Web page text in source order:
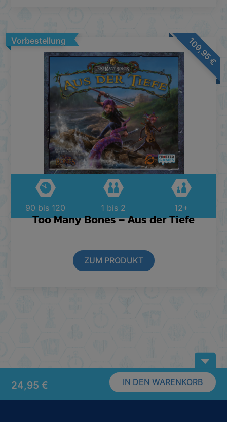
Too Many Bones – Aus der Tiefe
ZUM PRODUKT
90 bis 120 1 bis 2 12+
109,95
€
Vorbestellung
24,95 € IN DEN WARENKORB
B